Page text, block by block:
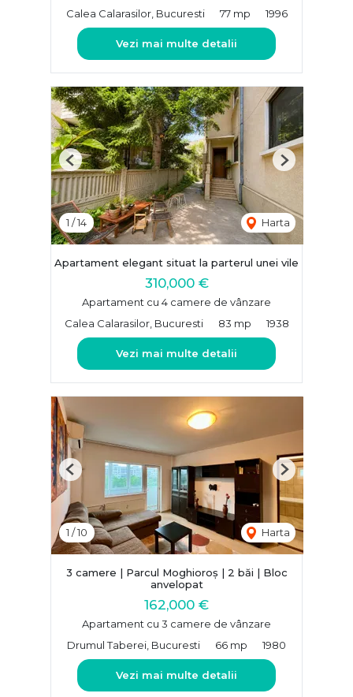
Calea Calarasilor, Bucuresti 77 mp 1996
Vezi mai multe detalii
1 /14 Harta
Previous Next
Apartament elegant situat la parterul unei vile
310,000 €
Apartament cu 4 camere de vânzare
Calea Calarasilor, Bucuresti
83 mp 1938
Vezi mai multe detalii
1 /10 Harta
Previous Next
3 camere | Parcul Moghioroș | 2 băi | Bloc
anvelopat
162,000 €
Apartament cu 3 camere de vânzare
Drumul Taberei, Bucuresti
66 mp 1980
Vezi mai multe detalii